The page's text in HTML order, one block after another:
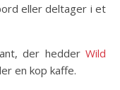
eller deltager i et
der hedder Wild
en kop kaffe.